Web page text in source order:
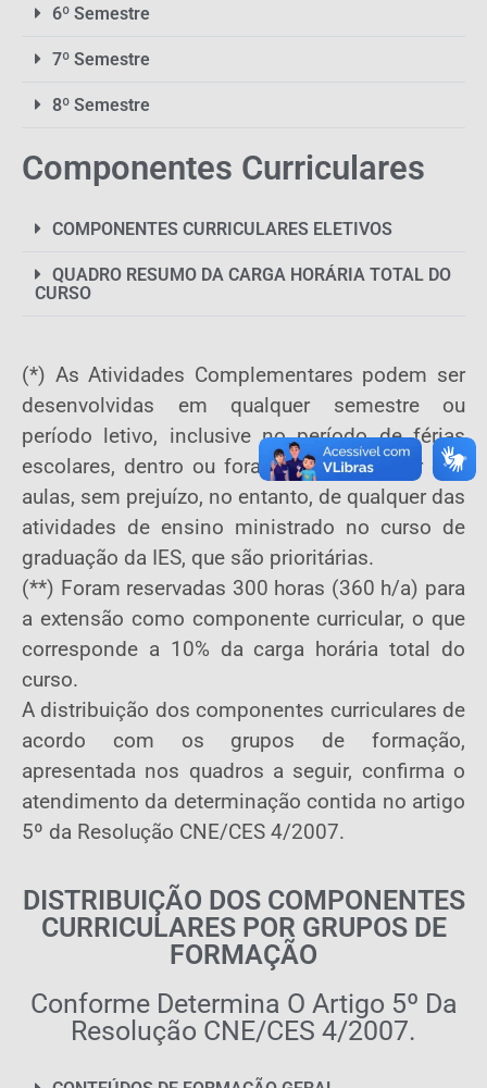
6º Semestre
7º Semestre
8º Semestre
Componentes Curriculares
COMPONENTES CURRICULARES ELETIVOS
QUADRO RESUMO DA CARGA HORÁRIA TOTAL DO
CURSO
(*) As Atividades Complementares podem ser
desenvolvidas em qualquer semestre ou
período letivo, inclusive no período de férias
escolares, dentro ou fora do turno regular das
aulas, sem prejuízo, no entanto, de qualquer das
atividades de ensino ministrado no curso de
graduação da IES, que são prioritárias.
(**) Foram reservadas 300 horas (360 h/a) para
a extensão como componente curricular, o que
corresponde a 10% da carga horária total do
curso.
A distribuição dos componentes curriculares de
acordo com os grupos de formação,
apresentada nos quadros a seguir, confirma o
atendimento da determinação contida no artigo
5º da Resolução CNE/CES 4/2007.
DISTRIBUIÇÃO DOS COMPONENTES
CURRICULARES POR GRUPOS DE
FORMAÇÃO
Conforme Determina O Artigo 5º Da
Resolução CNE/CES 4/2007.